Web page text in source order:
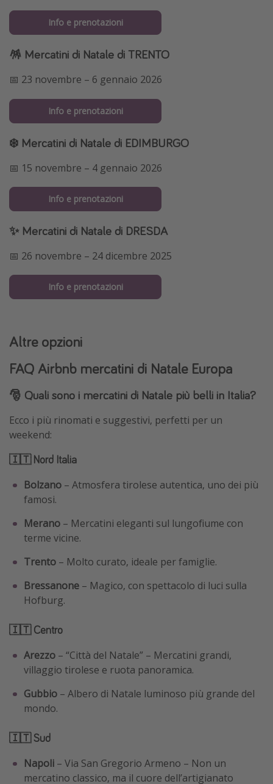
Info e prenotazioni
🪅 Mercatini di Natale di TRENTO
📅 23 novembre – 6 gennaio 2026
Info e prenotazioni
❄️ Mercatini di Natale di EDIMBURGO
📅 15 novembre – 4 gennaio 2026
Info e prenotazioni
✨ Mercatini di Natale di DRESDA
📅 26 novembre – 24 dicembre 2025
Info e prenotazioni
Altre opzioni
FAQ Airbnb mercatini di Natale Europa
🎅 Quali sono i mercatini di Natale più belli in Italia?
Ecco i più rinomati e suggestivi, perfetti per un
weekend:
🇮🇹 Nord Italia
Bolzano – Atmosfera tirolese autentica, uno dei più
famosi.
Merano – Mercatini eleganti sul lungofiume con
terme vicine.
Trento – Molto curato, ideale per famiglie.
Bressanone – Magico, con spettacolo di luci sulla
Hofburg.
🇮🇹 Centro
Arezzo – “Città del Natale” – Mercatini grandi,
villaggio tirolese e ruota panoramica.
Gubbio – Albero di Natale luminoso più grande del
mondo.
🇮🇹 Sud
Napoli – Via San Gregorio Armeno – Non un
mercatino classico, ma il cuore dell’artigianato